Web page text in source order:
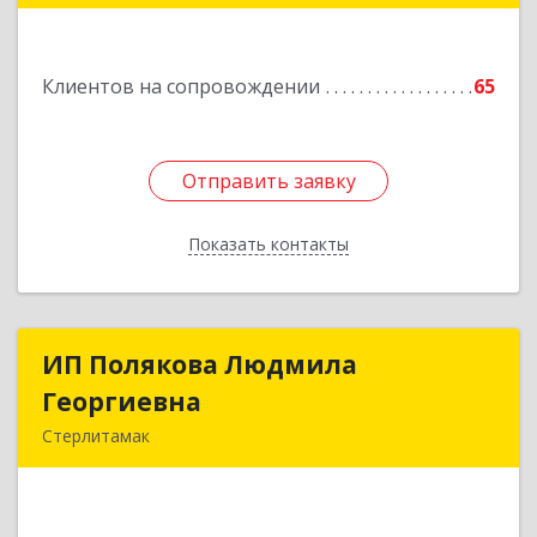
Клиентов на сопровождении 65
Отправить заявку
Показать контакты
Отправить заявку
Назад
ИП Полякова Людмила
Георгиевна
Стерлитамак
ИП Полякова Людмила